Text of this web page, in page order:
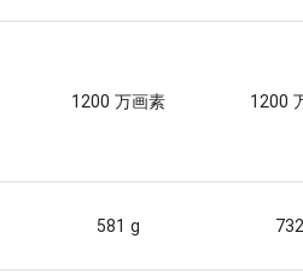
1200 万画素 1200
581 g